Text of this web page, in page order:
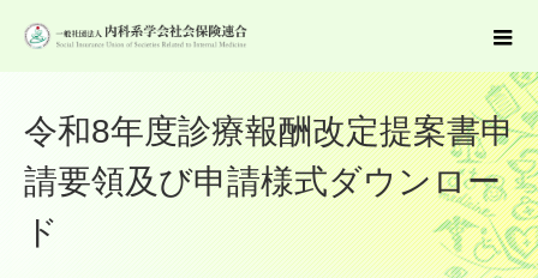
令和8年度診療報酬改定提案書申
請要領及び申請様式ダウンロー
ド